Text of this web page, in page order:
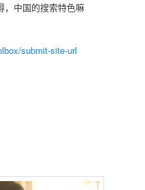
，中国的搜索特色嘛
submit-site-url